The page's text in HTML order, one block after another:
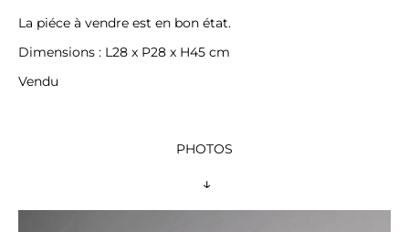
La piéce à vendre est en bon état.
Dimensions : L28 x P28 x H45 cm
Vendu
PHOTOS
↓